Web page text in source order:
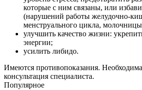
которые с ним связаны, или
(нарушений работы желудочно-
менструального цикла,
улучшить качество жизни:
энергии;
усилить либидо.
Имеются противопоказания. Необходима
консультация специалиста.
Популярное